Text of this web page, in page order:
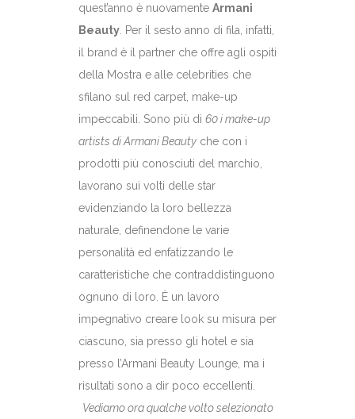
quest’anno è nuovamente Armani
Beauty . Per il sesto anno di fila, infatti,
il brand è il partner che offre agli ospiti
della Mostra e alle celebrities che
sfilano sul red carpet, make-up
impeccabili. Sono più di 60 i make-up
artists di Armani Beauty che con i
prodotti più conosciuti del marchio,
lavorano sui volti delle star
evidenziando la loro bellezza
naturale, definendone le varie
personalità ed enfatizzando le
caratteristiche che contraddistinguono
ognuno di loro. È un lavoro
impegnativo creare look su misura per
ciascuno, sia presso gli hotel e sia
presso l’Armani Beauty Lounge, ma i
risultati sono a dir poco eccellenti.
Vediamo ora qualche volto selezionato